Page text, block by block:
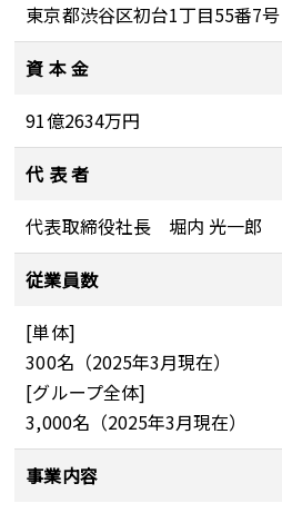
東京都渋谷区初台1丁目55番7号
資 本 金
91億2634万円
代 表 者
代表取締役社長 堀内 光一郎
従業員数
[単体]
300名（2025年3月現在）
[グループ全体]
3,000名（2025年3月現在）
事業内容